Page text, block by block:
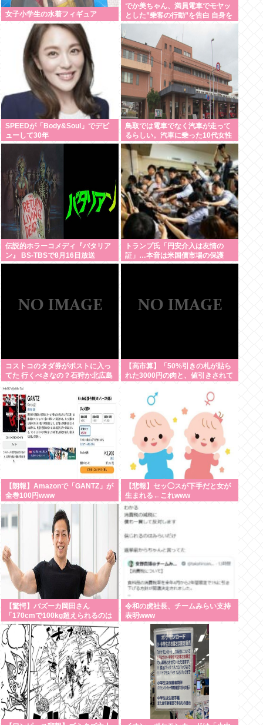
女子小学生の水着フィギュア
でか美ちゃん、満員電車でモヤッ
とした”乗客の行動”を告白 自身を
扇子などであおぐ人に「オイニー
がつらくて…」
SPEEDが「Body&Soul」でデビ
ューして30年
鳥取では電車でなく汽車が走って
るらしい。汽車に乗った10代女性
が意識失う。汽車汽車ぽっぽぽっ
ぽ
伝説的ホラーコメディ『バタリア
ン』 BS-TBSで8月16日放送
トランプ氏「円安介入は友情の
証」…本音は米国債市場の保護
コストコのタダ券がポストに入っ
てた 行くべきなの？石狩か北広島
【高市算】「50%引きの札が貼ら
れた3000円の肉と、値引きされて
ちらか」父の答え「50%引きの
【朗報】Amazonで「GANTZ」が
全巻100円www
【悲報】セッ◯スが下手だと女が
生まれる←これwww
【驚愕】バズーカ岡田さん
「170cmで100kg超えられるのは
才能。普通の人は3桁行く前に壁
にぶつかる」・・・・・・・・・
令和の虎社長、チームみらい支持
表明www